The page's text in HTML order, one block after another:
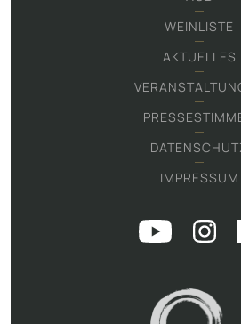
WEINLISTE
AKTUELLES
IMPRESSUM